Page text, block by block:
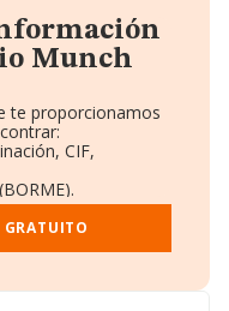
Munch
te proporcionamos
CIF,
Empleados.